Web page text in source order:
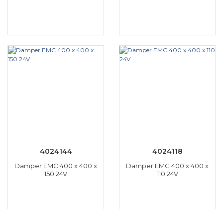
4024144
Damper EMC 400 x 400 x
150 24V
4024118
Damper EMC 400 x 400 x
110 24V